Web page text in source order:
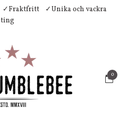
✓Fraktfritt
✓Unika och vackra
ting
0